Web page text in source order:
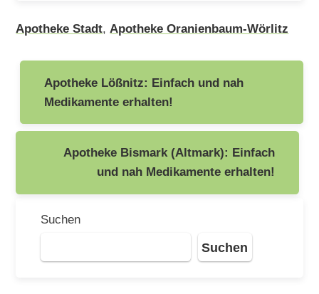
Apotheke Stadt,Apotheke Oranienbaum-Wörlitz
Beitragsnavigation
Apotheke Lößnitz: Einfach und nah
Medikamente erhalten!
Apotheke Bismark (Altmark): Einfach
und nah Medikamente erhalten!
Suchen
Suchen